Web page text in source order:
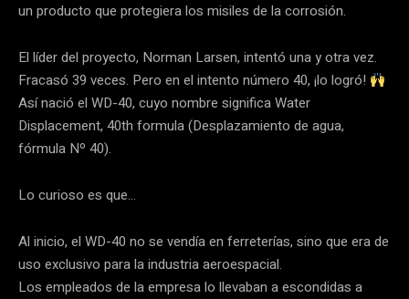
un producto que protegiera los misiles de la corrosión.
El líder del proyecto, Norman Larsen, intentó una y otra vez.
Fracasó 39 veces. Pero en el intento número 40, ¡lo logró!
Así nació el WD-40, cuyo nombre significa Water
Displacement, 40th formula (Desplazamiento de agua,
fórmula Nº 40).
Lo curioso es que…
Al inicio, el WD-40 no se vendía en ferreterías, sino que era de
uso exclusivo para la industria aeroespacial.
Los empleados de la empresa lo llevaban a escondidas a